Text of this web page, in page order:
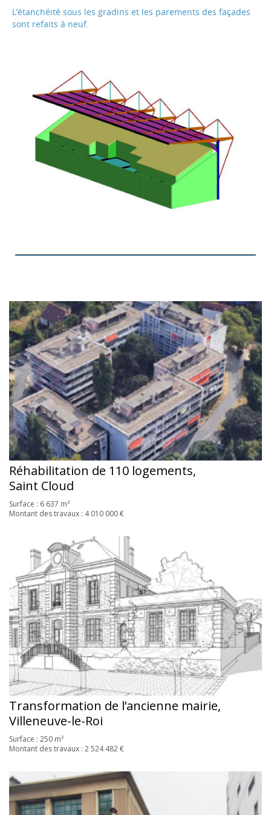
L’étanchéité sous les gradins et les parements des façades
sont refaits à neuf.
Réhabilitation de 110 logements,
Saint Cloud
Surface : 6 637 m²
Montant des travaux : 4 010 000 €
Transformation de l’ancienne mairie,
Villeneuve-le-Roi
Surface : 250 m²
Montant des travaux : 2 524 482 €